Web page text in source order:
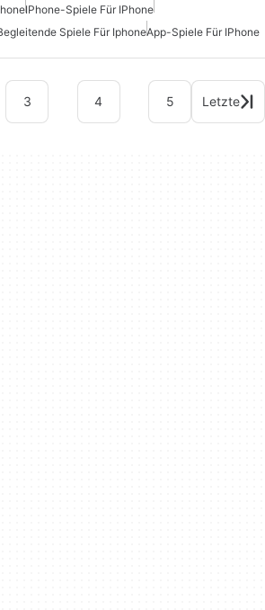
IPhone-Spiele Für IPhone
Spiele Für IphoneApp-Spiele Für IPhone
3 4 5 Letzte